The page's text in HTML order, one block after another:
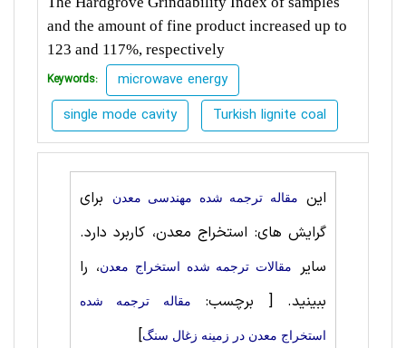
and the amount of fine product increased up to
123 and 117%, respectively
Keywords:
microwave energy
single mode cavity
Turkish lignite coal
این مقاله ترجمه شده مهندسی معدن
برای
گرایش های: استخراج معدن، کاربرد دارد.
سایر
مقالات ترجمه شده استخراج معدن، را
ببینید.[ برچسب: مقاله ترجمه شده
استخراج معدن در زمینه زغال سنگ]